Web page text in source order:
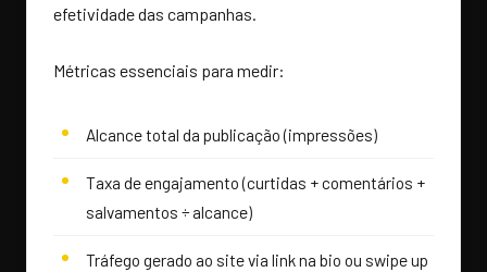
efetividade das campanhas.
Métricas essenciais para medir:
Alcance total da publicação (impressões)
Taxa de engajamento (curtidas + comentários +
salvamentos ÷ alcance)
Tráfego gerado ao site via link na bio ou swipe up